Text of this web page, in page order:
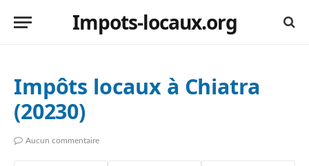
Impots-locaux.org
Impôts locaux à Chiatra
(20230)
Aucun commentaire